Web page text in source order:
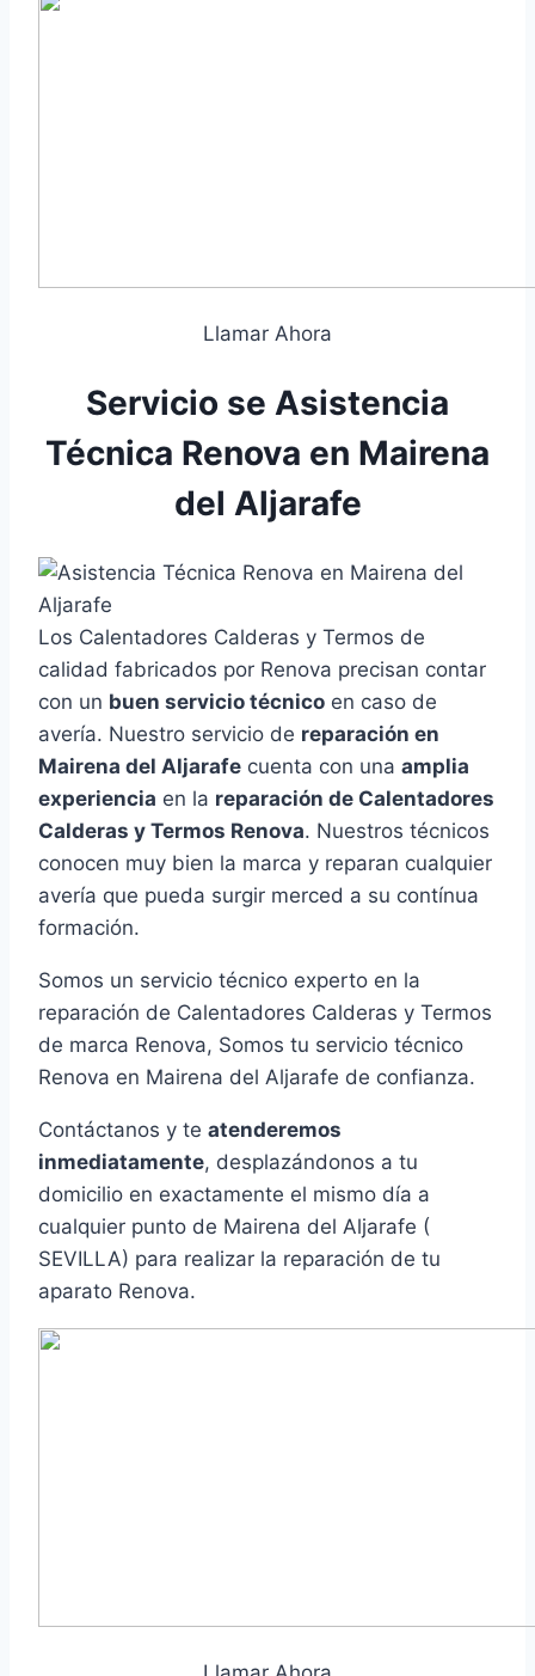
Llamar Ahora
Servicio se Asistencia
Técnica Renova en Mairena
del Aljarafe
Los Calentadores Calderas y Termos de
calidad fabricados por Renova precisan contar
con un buen servicio técnico en caso de
avería. Nuestro servicio de reparación en
Mairena del Aljarafe cuenta con una amplia
experiencia en la reparación de Calentadores
Calderas y Termos Renova. Nuestros técnicos
conocen muy bien la marca y reparan cualquier
avería que pueda surgir merced a su contínua
formación.
Somos un servicio técnico experto en la
reparación de Calentadores Calderas y Termos
de marca Renova, Somos tu servicio técnico
Renova en Mairena del Aljarafe de confianza.
Contáctanos y te atenderemos
inmediatamente, desplazándonos a tu
domicilio en exactamente el mismo día a
cualquier punto de Mairena del Aljarafe (
SEVILLA) para realizar la reparación de tu
aparato Renova.